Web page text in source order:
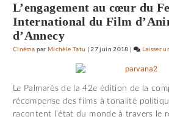
L’engagement au cœur du
International du Film
d’Annecy
Cinéma par Michèle Tatu |27 juin 2018 | Laisser
Le Palmarès de la 42e édition de la
récompense des films à tonalité
racontent l’état du monde à travers le